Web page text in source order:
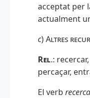
acceptat per
actualment
c)Altres
Rel.:
percaçar,
El verb